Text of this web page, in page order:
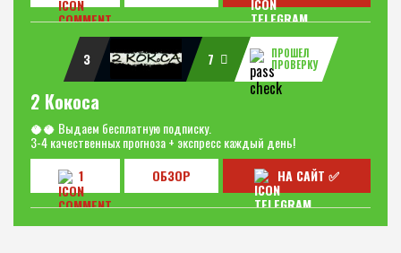
3 7
ПРОШЕЛ
ПРОВЕРКУ
2 Кокоса
🥥🥥 Выдаем бесплатную подписку.
3-4 качественных прогноза + экспресс каждый день!
1
ОБЗОР НА САЙТ ✅